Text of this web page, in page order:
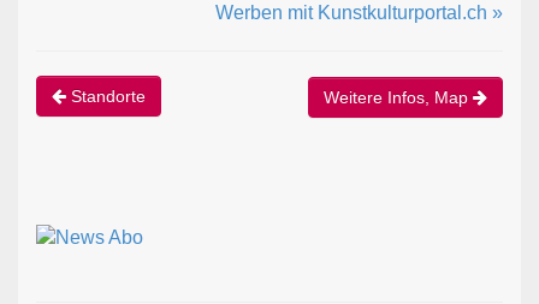
Werben mit Kunstkulturportal.ch »
Standorte Weitere Infos, Map